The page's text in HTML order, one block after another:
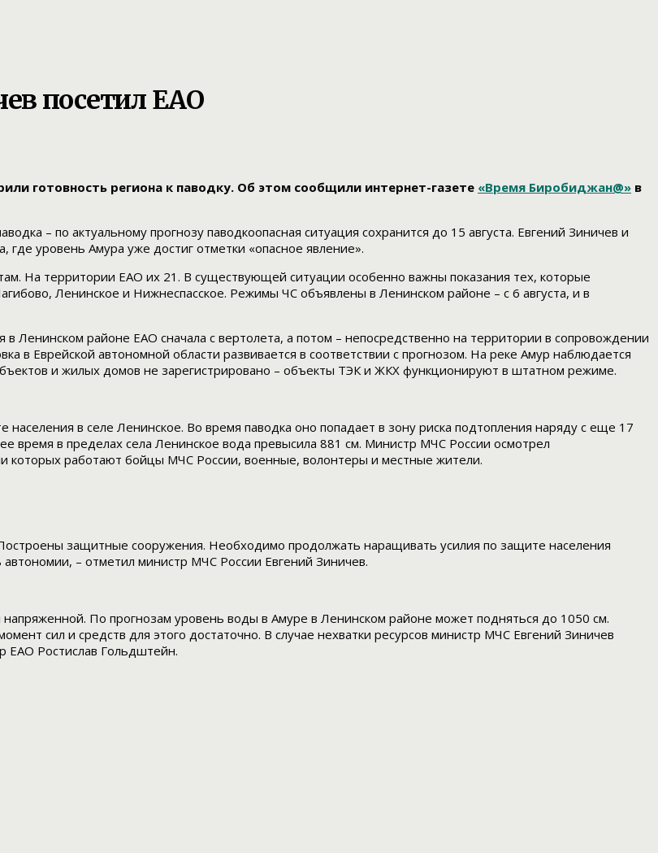
посетил ЕАО
готовность региона к паводку. Об этом сообщили интернет-газете «Время Биробиджан@» в
– по актуальному прогнозу паводкоопасная ситуация сохранится до 15 августа. Евгений Зиничев и
уровень Амура уже достиг отметки «опасное явление».
На территории ЕАО их 21. В существующей ситуации особенно важны показания тех, которые
Ленинское и Нижнеспасское. Режимы ЧС объявлены в Ленинском районе – с 6 августа, и в
Ленинском районе ЕАО сначала с вертолета, а потом – непосредственно на территории в сопровождении
в Еврейской автономной области развивается в соответствии с прогнозом. На реке Амур наблюдается
и жилых домов не зарегистрировано – объекты ТЭК и ЖКХ функционируют в штатном режиме.
в селе Ленинское. Во время паводка оно попадает в зону риска подтопления наряду с еще 17
время в пределах села Ленинское вода превысила 881 см. Министр МЧС России осмотрел
которых работают бойцы МЧС России, военные, волонтеры и местные жители.
защитные сооружения. Необходимо продолжать наращивать усилия по защите населения
– отметил министр МЧС России Евгений Зиничев.
напряженной. По прогнозам уровень воды в Амуре в Ленинском районе может подняться до 1050 см.
сил и средств для этого достаточно. В случае нехватки ресурсов министр МЧС Евгений Зиничев
ЕАО Ростислав Гольдштейн.